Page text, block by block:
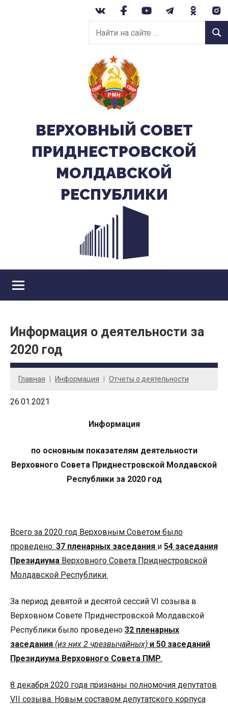
Найти
на
сайте:
ВЕРХОВНЫЙ CОВЕТ
ПРИДНЕСТРОВСКОЙ
МОЛДАВСКОЙ
РЕСПУБЛИКИ
Информация о деятельности за
2020 год
Главная Информация Отчеты о деятельности
26.01.2021
Информация
по основным показателям деятельности
Верховного Совета Приднестровской Молдавской
Республики за 2020 год
Всего за 2020 год Верховным Советом было
проведено: 37 пленарных заседания и 54 заседания
Президиума Верховного Совета Приднестровской
Молдавской Республики.
За период девятой и десятой сессий VI созыва в
Верховном Совете Приднестровской Молдавской
Республики было проведено 32 пленарных
заседания (из них 2 чрезвычайных) и 50 заседаний
Президиума Верховного Совета ПМР.
8 декабря 2020 года признаны полномочия депутатов
VII
созыва. Новым составом депутатского корпуса